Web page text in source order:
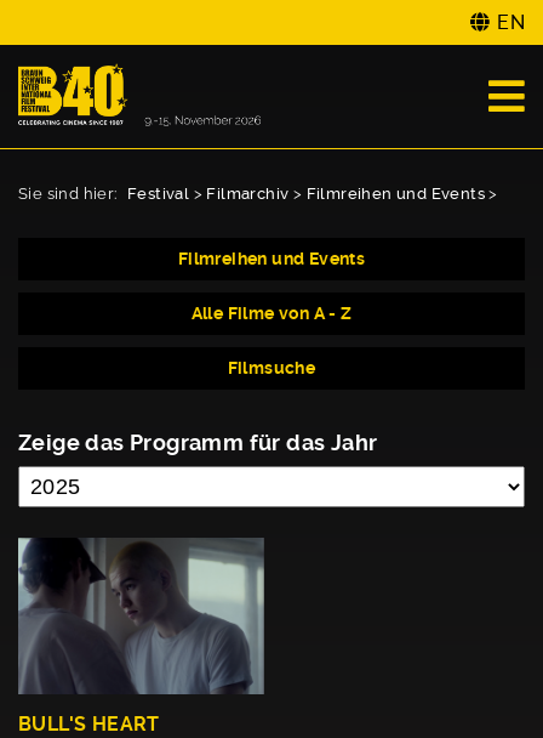
EN
Sie sind hier: Festival > Filmarchiv > Filmreihen und Events >
Filmreihen und Events
Alle Filme von A - Z
Filmsuche
Zeige das Programm für das Jahr
BULL'S HEART